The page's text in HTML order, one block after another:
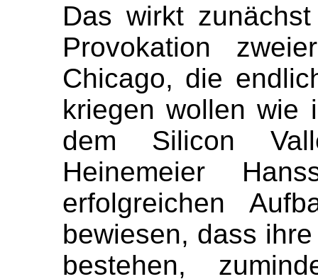
Das wirkt
Provokation
Chicago, die
kriegen wollen wie
dem Silicon
Heinemeier
erfolgreichen
bewiesen, dass
bestehen,